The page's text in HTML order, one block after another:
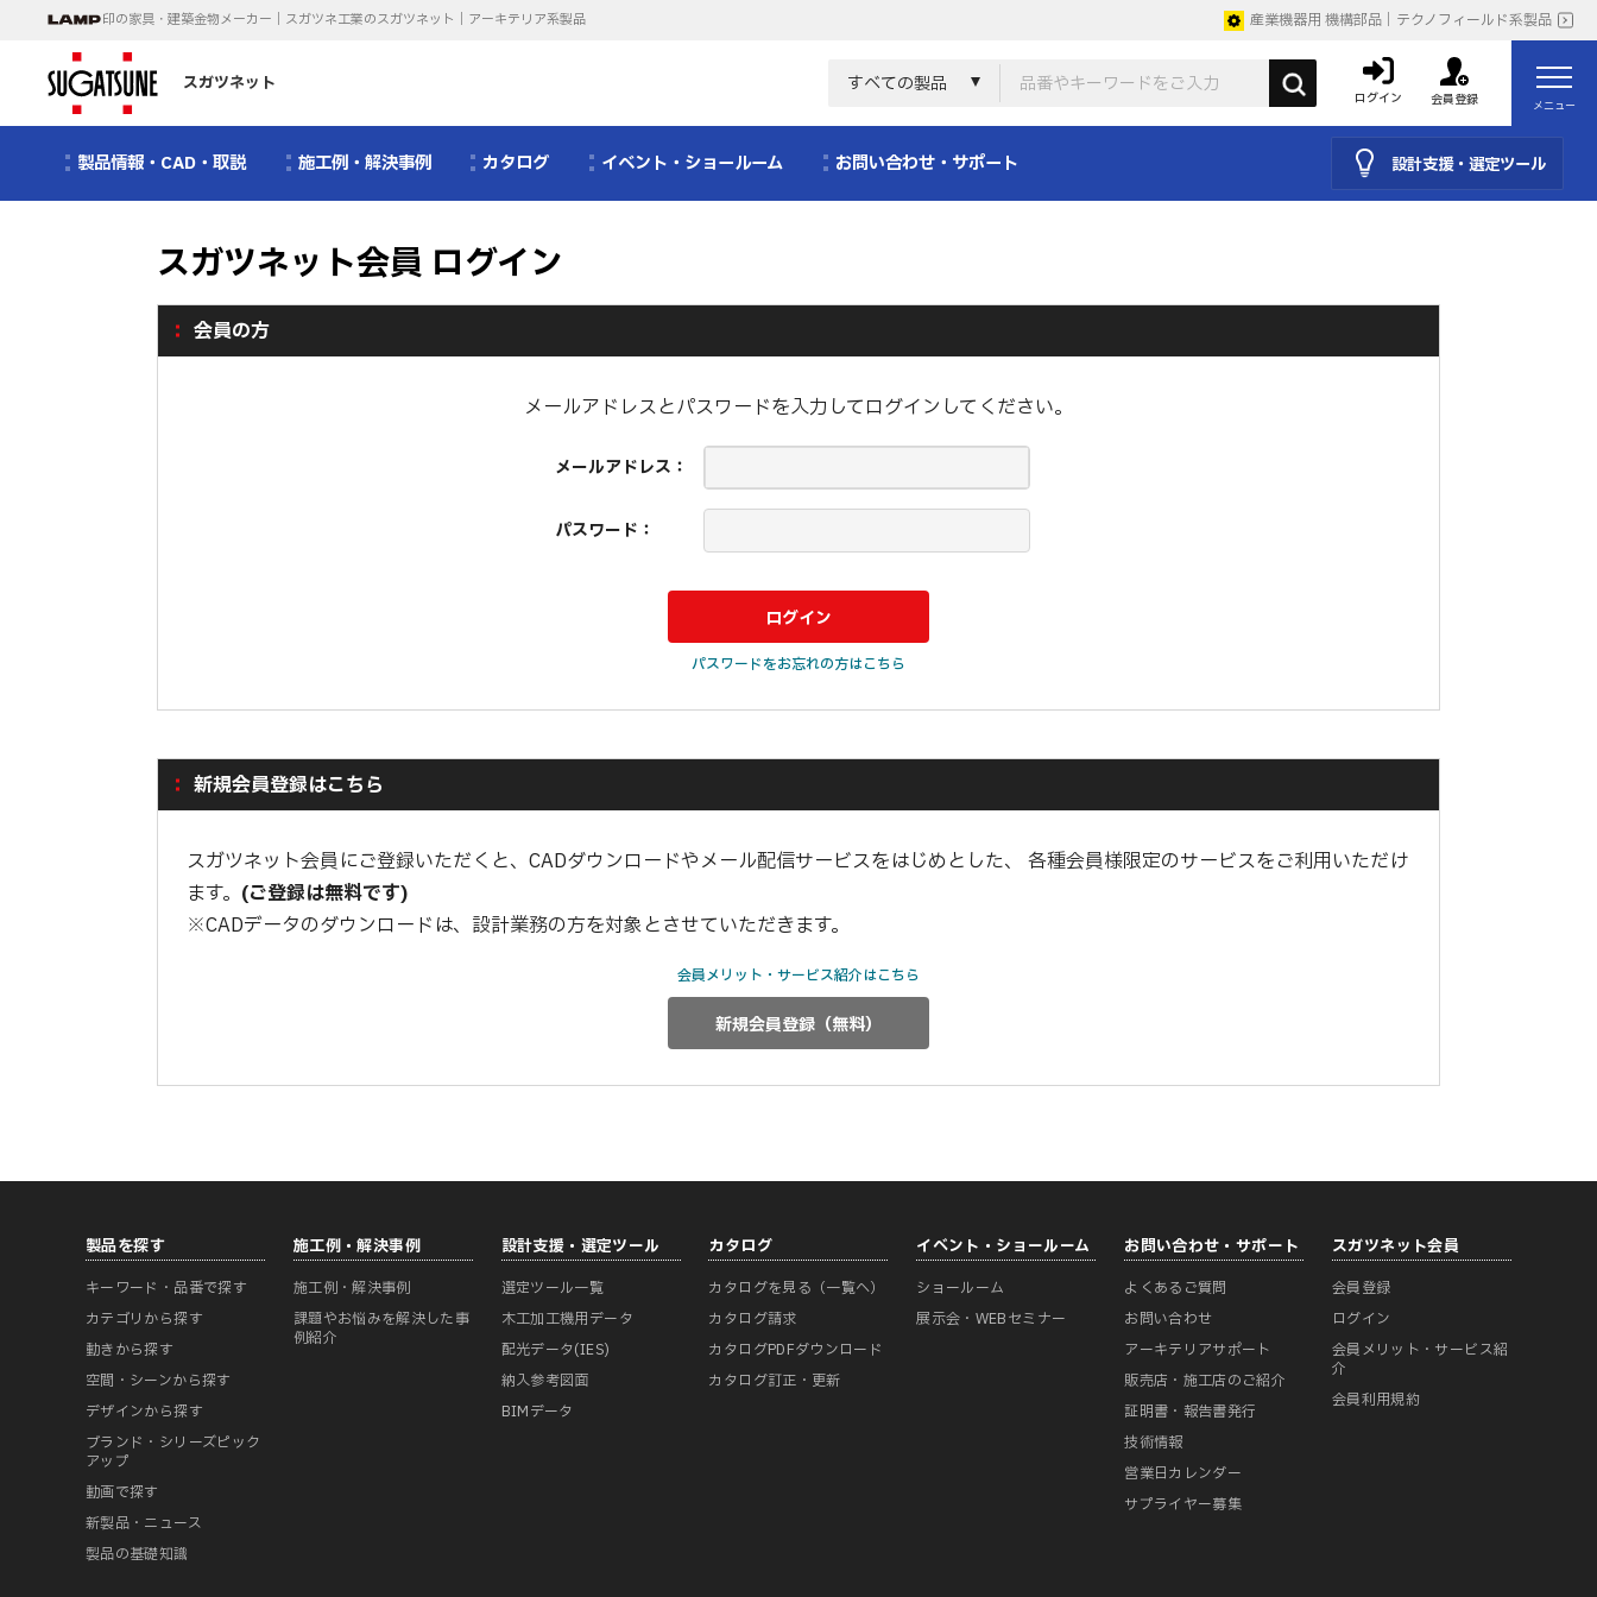
印の家具・建築金物メーカー｜スガツネ工業のスガツネット｜アーキテリア系製品 産業機器用 機構部品｜テクノフィールド系製品
スガツネット すべての製品
ログイン 会員登録 メニュー
製品情報・CAD・取説 施工例・解決事例 カタログ イベント・ショールーム お問い合わせ・サポート 設計支援・選定ツール
スガツネット会員 ログイン
会員の方
メールアドレスとパスワードを入力してログインしてください。
メールアドレス：
パスワード：
パスワードをお忘れの方はこちら
新規会員登録はこちら
スガツネット会員にご登録いただくと、CADダウンロードやメール配信サービスをはじめとした、 各種会員様限定のサービスをご利用いただけ
ます。 (ご登録は無料です)
※CADデータのダウンロードは、設計業務の方を対象とさせていただきます。
会員メリット・サービス紹介はこちら
製品を探す
キーワード・品番で探す
カテゴリから探す
動きから探す
空間・シーンから探す
デザインから探す
ブランド・シリーズピック
アップ
動画で探す
新製品・ニュース
製品の基礎知識
施工例・解決事例
施工例・解決事例
課題やお悩みを解決した事
例紹介
設計支援・選定ツール
選定ツール一覧
木工加工機用データ
配光データ(IES)
納入参考図面
BIMデータ
カタログ
カタログを見る（一覧へ）
カタログ請求
カタログPDFダウンロード
カタログ訂正・更新
イベント・ショールーム
ショールーム
展示会・WEBセミナー
お問い合わせ・サポート
よくあるご質問
お問い合わせ
アーキテリアサポート
販売店・施工店のご紹介
証明書・報告書発行
技術情報
営業日カレンダー
サプライヤー募集
スガツネット会員
会員登録
ログイン
会員メリット・サービス紹
介
会員利用規約